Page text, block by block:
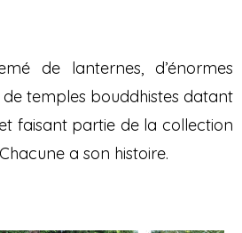
de lanternes, d’énormes
temples bouddhistes datant
faisant partie de la collection
a son histoire.